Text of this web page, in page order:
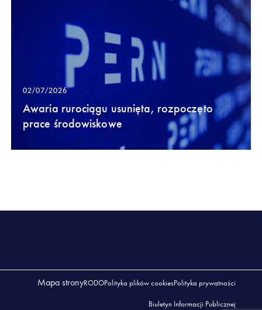
02/07/2026
Awaria rurociągu usunięta, rozpoczęto
prace środowiskowe
Mapa stronyRODOPolityka plików cookiesPolityka prywatności
Biuletyn Informacji Publicznej